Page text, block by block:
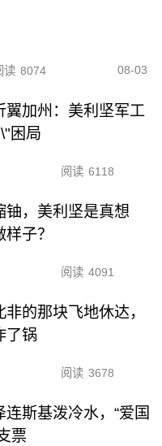
读 8074 08-03
翼加州：美利坚军工
困局
阅读 6118
铀，美利坚是真想
子？
阅读 4091
的那块飞地休达，
了锅
阅读 3678
连斯基泼冷水，“爱国
票